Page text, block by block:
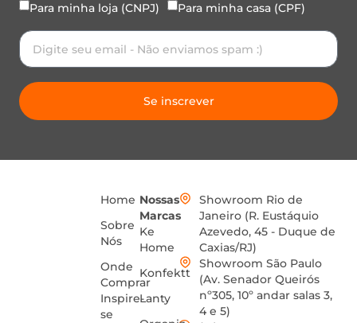
Para minha loja (CNPJ) Para minha casa (CPF)
Se inscrever
Home
Sobre
Nós
Onde
Comprar
Inspire-
se
Nossas
Marcas
Ke
Home
Konfektt
Lanty
Showroom Rio de
Janeiro (R. Eustáquio
Azevedo, 45 - Duque de
Caxias/RJ)
Showroom São Paulo
(Av. Senador Queirós
nº305, 10º andar salas 3,
4 e 5)